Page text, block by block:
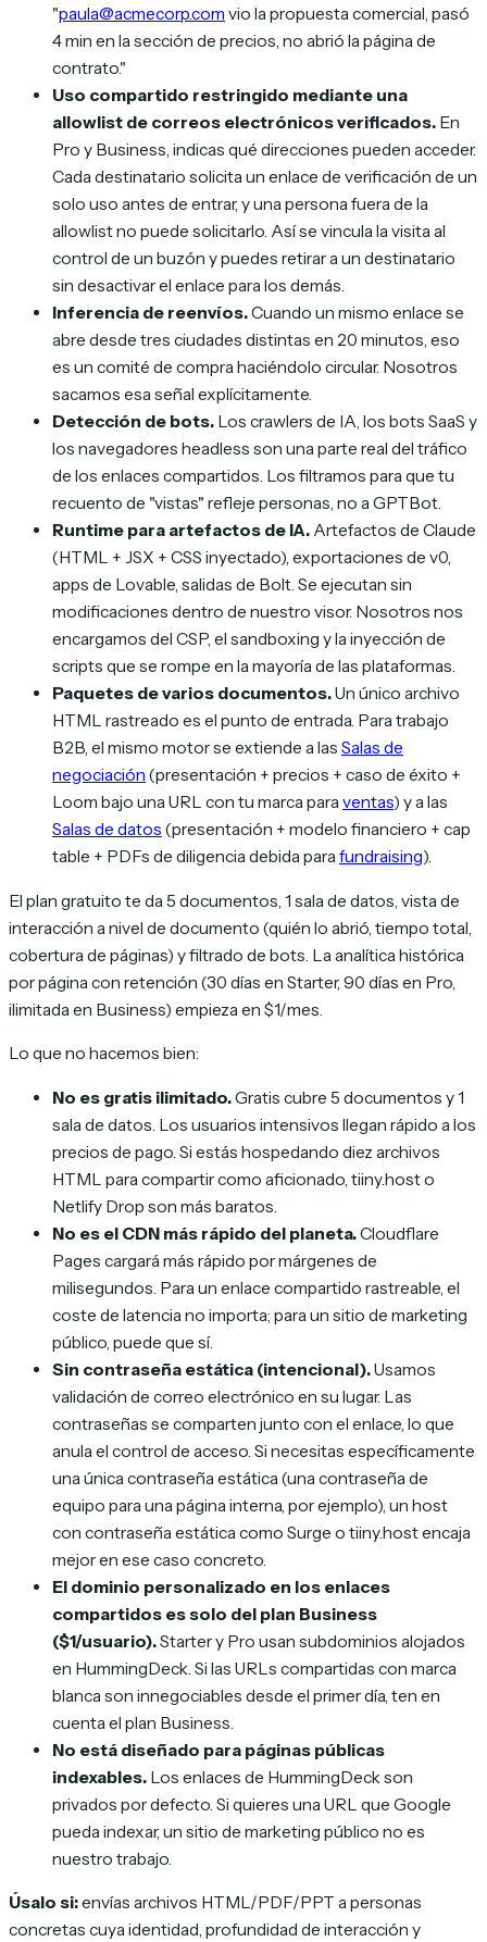
"paula@acmecorp.com vio la propuesta comercial, pasó
4 min en la sección de precios, no abrió la página de
contrato."
Uso compartido restringido mediante una
allowlist de correos electrónicos verificados. En
Pro y Business, indicas qué direcciones pueden acceder.
Cada destinatario solicita un enlace de verificación de un
solo uso antes de entrar, y una persona fuera de la
allowlist no puede solicitarlo. Así se vincula la visita al
control de un buzón y puedes retirar a un destinatario
sin desactivar el enlace para los demás.
Inferencia de reenvíos.Cuando un mismo enlace se
abre desde tres ciudades distintas en 20 minutos, eso
es un comité de compra haciéndolo circular. Nosotros
sacamos esa señal explícitamente.
Detección de bots. Los crawlers de IA, los bots SaaS y
los navegadores headless son una parte real del tráfico
de los enlaces compartidos. Los filtramos para que tu
recuento de "vistas" refleje personas, no a GPTBot.
Runtime para artefactos de IA. Artefactos de Claude
(HTML + JSX + CSS inyectado), exportaciones de v0,
apps de Lovable, salidas de Bolt. Se ejecutan sin
modificaciones dentro de nuestro visor. Nosotros nos
encargamos del CSP, el sandboxing y la inyección de
scripts que se rompe en la mayoría de las plataformas.
Paquetes de varios documentos.Un único archivo
HTML rastreado es el punto de entrada. Para trabajo
B2B, el mismo motor se extiende a las Salas de
negociación (presentación + precios + caso de éxito +
Loom bajo una URL con tu marca paraventas) y a las
Salas de datos (presentación + modelo financiero + cap
table + PDFs de diligencia debida parafundraising).
El plan gratuito te da 5 documentos, 1 sala de datos, vista de
interacción a nivel de documento (quién lo abrió, tiempo total,
cobertura de páginas) y filtrado de bots. La analítica histórica
por página con retención (30 días en Starter, 90 días en Pro,
ilimitada en Business) empieza en $1/mes.
Lo que no hacemos bien:
No es gratis ilimitado.Gratis cubre 5 documentos y 1
sala de datos. Los usuarios intensivos llegan rápido a los
precios de pago. Si estás hospedando diez archivos
HTML para compartir como aficionado, tiiny.host o
Netlify Drop son más baratos.
No es el CDN más rápido del planeta.Cloudflare
Pages cargará más rápido por márgenes de
milisegundos. Para un enlace compartido rastreable, el
coste de latencia no importa; para un sitio de marketing
público, puede que sí.
Sin contraseña estática (intencional).Usamos
validación de correo electrónico en su lugar. Las
contraseñas se comparten junto con el enlace, lo que
anula el control de acceso. Si necesitas específicamente
una única contraseña estática (una contraseña de
equipo para una página interna, por ejemplo), un host
con contraseña estática como Surge o tiiny.host encaja
mejor en ese caso concreto.
El dominio personalizado en los enlaces
compartidos es solo del plan Business
($1/usuario).Starter y Pro usan subdominios alojados
en HummingDeck. Si las URLs compartidas con marca
blanca son innegociables desde el primer día, ten en
cuenta el plan Business.
No está diseñado para páginas públicas
indexables. Los enlaces de HummingDeck son
privados por defecto. Si quieres una URL que Google
pueda indexar, un sitio de marketing público no es
nuestro trabajo.
Úsalo si:envías archivos HTML/PDF/PPT a personas
concretas cuya identidad, profundidad de interacción y